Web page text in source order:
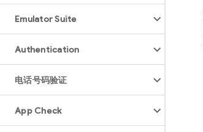
Emulator Suite
Authentication
电话号码验证
App Check